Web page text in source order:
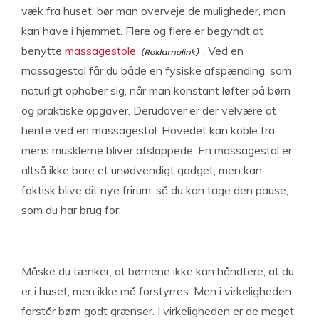
væk fra huset, bør man overveje de muligheder, man
kan have i hjemmet. Flere og flere er begyndt at
benytte massagestole
. Ved en
massagestol får du både en fysiske afspænding, som
naturligt ophober sig, når man konstant løfter på børn
og praktiske opgaver. Derudover er der velvære at
hente ved en massagestol. Hovedet kan koble fra,
mens musklerne bliver afslappede. En massagestol er
altså ikke bare et unødvendigt gadget, men kan
faktisk blive dit nye frirum, så du kan tage den pause,
som du har brug for.
Måske du tænker, at børnene ikke kan håndtere, at du
er i huset, men ikke må forstyrres. Men i virkeligheden
forstår børn godt grænser. I virkeligheden er de meget